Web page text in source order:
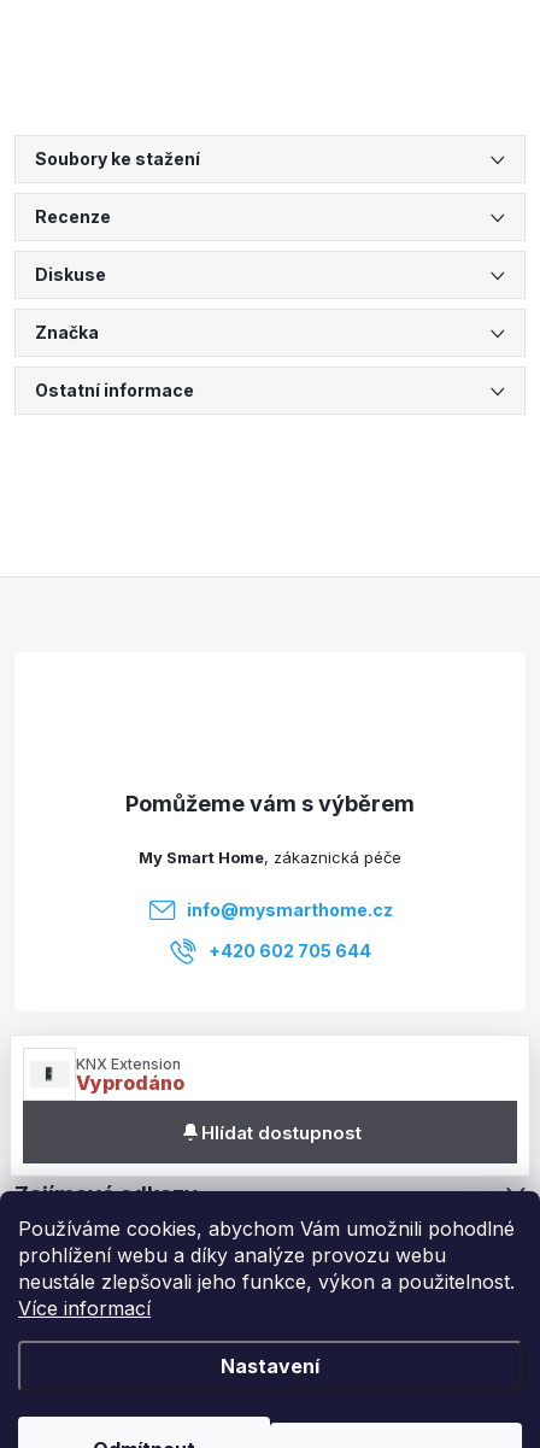
Používáme cookies, abychom Vám umožnili pohodlné
prohlížení webu a díky analýze provozu webu
neustále zlepšovali jeho funkce, výkon a použitelnost.
Více informací
Nastavení
Soubory ke stažení
Recenze
Diskuse
Značka
Ostatní informace
Služby
Informace pro vás
Zajímavé odkazy
My Smart Home
info@mysmarthome.cz
+420 602 705 644
nastavení cookies
KNX Extension
Vyprodáno
Hlídat dostupnost